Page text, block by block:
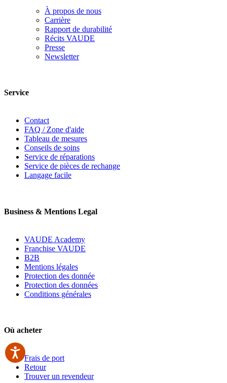
À propos de nous
Carrière
Rapport de durabilité
Récits VAUDE
Presse
Newsletter
Service
Contact
FAQ / Zone d'aide
Tableau de mesures
Conseils de soins
Service de réparations
Service de pièces de rechange
Langage facile
Business & Mentions Legal
VAUDE Academy
Franchise VAUDE
B2B
Mentions légales
Protection des donnée
Protection des données
Conditions générales
Où acheter
Frais de port
Retour
Trouver un revendeur